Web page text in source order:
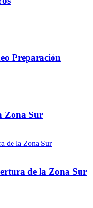
Preparación
Zona Sur
de la Zona Sur